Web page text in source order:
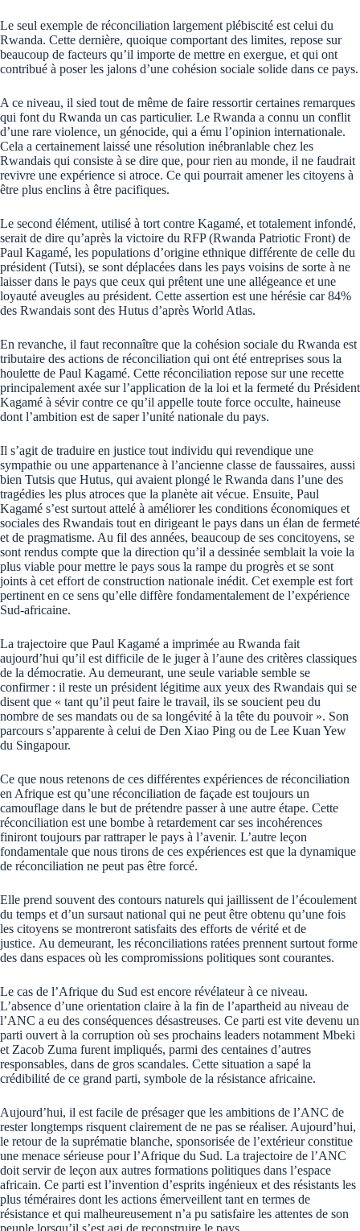
Le seul exemple de réconciliation largement plébiscité est celui du
Rwanda. Cette dernière, quoique comportant des limites, repose sur
beaucoup de facteurs qu’il importe de mettre en exergue, et qui ont
contribué à poser les jalons d’une cohésion sociale solide dans ce pays.
A ce niveau, il sied tout de même de faire ressortir certaines remarques
qui font du Rwanda un cas particulier. Le Rwanda a connu un conflit
d’une rare violence, un génocide, qui a ému l’opinion internationale.
Cela a certainement laissé une résolution inébranlable chez les
Rwandais qui consiste à se dire que, pour rien au monde, il ne faudrait
revivre une expérience si atroce. Ce qui pourrait amener les citoyens à
être plus enclins à être pacifiques.
Le second élément, utilisé à tort contre Kagamé, et totalement infondé,
serait de dire qu’après la victoire du RFP (Rwanda Patriotic Front) de
Paul Kagamé, les populations d’origine ethnique différente de celle du
président (Tutsi), se sont déplacées dans les pays voisins de sorte à ne
laisser dans le pays que ceux qui prêtent une une allégeance et une
loyauté aveugles au président. Cette assertion est une hérésie car 84%
des Rwandais sont des Hutus d’après World Atlas.
En revanche, il faut reconnaître que la cohésion sociale du Rwanda est
tributaire des actions de réconciliation qui ont été entreprises sous la
houlette de Paul Kagamé. Cette réconciliation repose sur une recette
principalement axée sur l’application de la loi et la fermeté du Président
Kagamé à sévir contre ce qu’il appelle toute force occulte, haineuse
dont l’ambition est de saper l’unité nationale du pays.
Il s’agit de traduire en justice tout individu qui revendique une
sympathie ou une appartenance à l’ancienne classe de faussaires, aussi
bien Tutsis que Hutus, qui avaient plongé le Rwanda dans l’une des
tragédies les plus atroces que la planète ait vécue. Ensuite, Paul
Kagamé s’est surtout attelé à améliorer les conditions économiques et
sociales des Rwandais tout en dirigeant le pays dans un élan de fermeté
et de pragmatisme. Au fil des années, beaucoup de ses concitoyens, se
sont rendus compte que la direction qu’il a dessinée semblait la voie la
plus viable pour mettre le pays sous la rampe du progrès et se sont
joints à cet effort de construction nationale inédit. Cet exemple est fort
pertinent en ce sens qu’elle diffère fondamentalement de l’expérience
Sud-africaine.
La trajectoire que Paul Kagamé a imprimée au Rwanda fait
aujourd’hui qu’il est difficile de le juger à l’aune des critères classiques
de la démocratie. Au demeurant, une seule variable semble se
confirmer : il reste un président légitime aux yeux des Rwandais qui se
disent que « tant qu’il peut faire le travail, ils se soucient peu du
nombre de ses mandats ou de sa longévité à la tête du pouvoir ». Son
parcours s’apparente à celui de Den Xiao Ping ou de Lee Kuan Yew
du Singapour.
Ce que nous retenons de ces différentes expériences de réconciliation
en Afrique est qu’une réconciliation de façade est toujours un
camouflage dans le but de prétendre passer à une autre étape. Cette
réconciliation est une bombe à retardement car ses incohérences
finiront toujours par rattraper le pays à l’avenir. L’autre leçon
fondamentale que nous tirons de ces expériences est que la dynamique
de réconciliation ne peut pas être forcé.
Elle prend souvent des contours naturels qui jaillissent de l’écoulement
du temps et d’un sursaut national qui ne peut être obtenu qu’une fois
les citoyens se montreront satisfaits des efforts de vérité et de
justice. Au demeurant, les réconciliations ratées prennent surtout forme
des dans espaces où les compromissions politiques sont courantes.
Le cas de l’Afrique du Sud est encore révélateur à ce niveau.
L’absence d’une orientation claire à la fin de l’apartheid au niveau de
l’ANC a eu des conséquences désastreuses. Ce parti est vite devenu un
parti ouvert à la corruption où ses prochains leaders notamment Mbeki
et Zacob Zuma furent impliqués, parmi des centaines d’autres
responsables, dans de gros scandales. Cette situation a sapé la
crédibilité de ce grand parti, symbole de la résistance africaine.
Aujourd’hui, il est facile de présager que les ambitions de l’ANC de
rester longtemps risquent clairement de ne pas se réaliser. Aujourd’hui,
le retour de la suprématie blanche, sponsorisée de l’extérieur constitue
une menace sérieuse pour l’Afrique du Sud. La trajectoire de l’ANC
doit servir de leçon aux autres formations politiques dans l’espace
africain. Ce parti est l’invention d’esprits ingénieux et des résistants les
plus téméraires dont les actions émerveillent tant en termes de
résistance et qui malheureusement n’a pu satisfaire les attentes de son
peuple lorsqu’il s’est agi de reconstruire le pays.